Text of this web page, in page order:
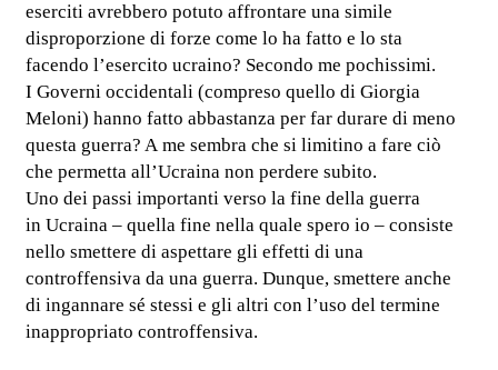
eserciti avrebbero potuto affrontare una simile
disproporzione di forze come lo ha fatto e lo sta
facendo l’esercito ucraino? Secondo me pochissimi.
I Governi occidentali (compreso quello di Giorgia
Meloni) hanno fatto abbastanza per far durare di meno
questa guerra? A me sembra che si limitino a fare ciò
che permetta all’Ucraina non perdere subito.
Uno dei passi importanti verso la fine della guerra
in Ucraina – quella fine nella quale spero io – consiste
nello smettere di aspettare gli effetti di una
controffensiva da una guerra. Dunque, smettere anche
di ingannare sé stessi e gli altri con l’uso del termine
inappropriato controffensiva.